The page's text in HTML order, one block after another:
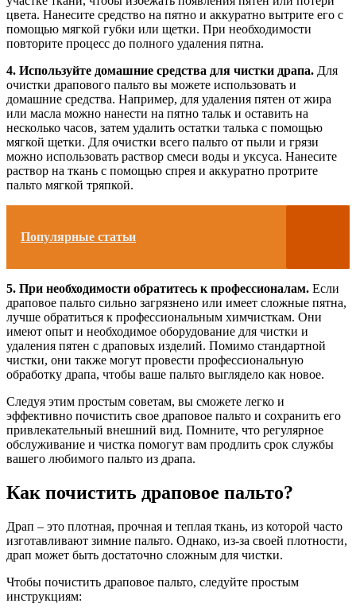
цвета. Нанесите средство на пятно и аккуратно вытрите его с
помощью мягкой губки или щетки. При необходимости
повторите процесс до полного удаления пятна.
4. Используйте домашние средства для чистки драпа. Для
очистки драпового пальто вы можете использовать и
домашние средства. Например, для удаления пятен от жира
или масла можно нанести на пятно тальк и оставить на
несколько часов, затем удалить остатки талька с помощью
мягкой щетки. Для очистки всего пальто от пыли и грязи
можно использовать раствор смеси воды и уксуса. Нанесите
раствор на ткань с помощью спрея и аккуратно протрите
пальто мягкой тряпкой.
Популярные статьи
5. При необходимости обратитесь к профессионалам. Если
драповое пальто сильно загрязнено или имеет сложные пятна,
лучше обратиться к профессиональным химчисткам. Они
имеют опыт и необходимое оборудование для чистки и
удаления пятен с драповых изделий. Помимо стандартной
чистки, они также могут провести профессиональную
обработку драпа, чтобы ваше пальто выглядело как новое.
Следуя этим простым советам, вы сможете легко и
эффективно почистить свое драповое пальто и сохранить его
привлекательный внешний вид. Помните, что регулярное
обслуживание и чистка помогут вам продлить срок службы
вашего любимого пальто из драпа.
Как почистить драповое пальто?
Драп – это плотная, прочная и теплая ткань, из которой часто
изготавливают зимние пальто. Однако, из-за своей плотности,
драп может быть достаточно сложным для чистки.
Чтобы почистить драповое пальто, следуйте простым
инструкциям: